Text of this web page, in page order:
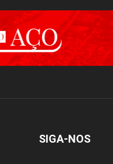
SIGA-NOS